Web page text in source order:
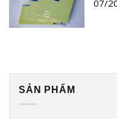
07/
SẢN PHẨM